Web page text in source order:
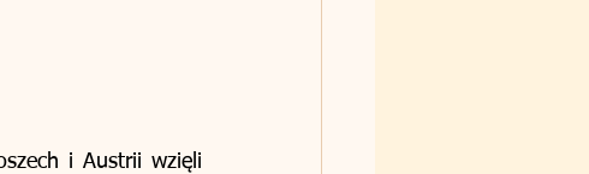
i Austrii wzięli